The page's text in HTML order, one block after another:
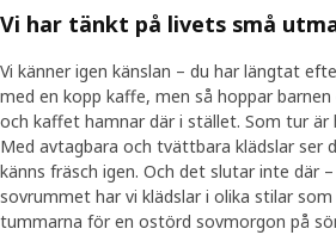
Vi har tänkt på livets små
Vi känner igen känslan – du har längtat
med en kopp kaffe, men så hoppar barnen
och kaffet hamnar där i stället. Som tur är
Med avtagbara och tvättbara klädslar ser
känns fräsch igen. Och det slutar inte där
sovrummet har vi klädslar i olika stilar
tummarna för en ostörd sovmorgon på